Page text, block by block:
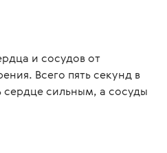
и сосудов от
Всего пять секунд в
сердце сильным, а сосуды